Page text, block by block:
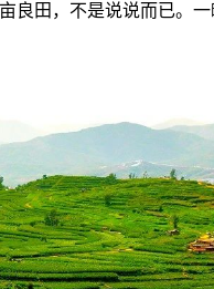
良田，不是说说而已。